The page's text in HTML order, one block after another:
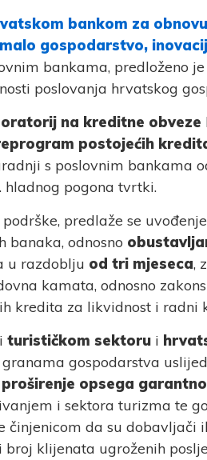
bankom za
gospodarstvo,
bankama, predloženo je
poslovanja hrvatskog
na kreditne obveze
postojećih
s poslovnim bankama
hladnog pogona tvrtki.
predlaže se uvođenje
banaka, odnosno
u razdoblju od tri mjeseca,
kamata, odnosno
kredita za likvidnost i radni
turističkom sektorui
gospodarstva
proširenje opsega
i sektora turizma te
činjenicom da su dobavljači
broj klijenata ugroženih